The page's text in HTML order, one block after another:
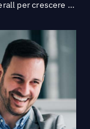
Pertemps collabora con Uberall per crescere la sua clientela e rafforzare la percezione del marchio